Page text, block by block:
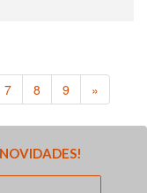
7 8 9 »